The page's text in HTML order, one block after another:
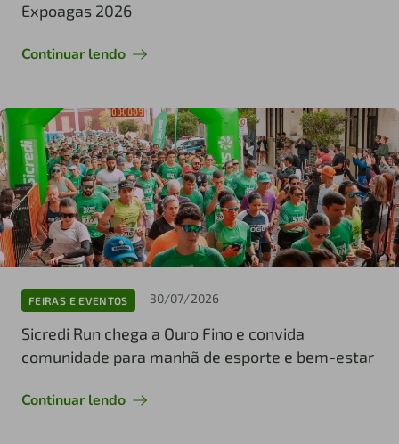
Expoagas 2026
Continuar lendo
FEIRAS E EVENTOS 30/07/2026
Sicredi Run chega a Ouro Fino e convida
comunidade para manhã de esporte e bem-estar
Continuar lendo